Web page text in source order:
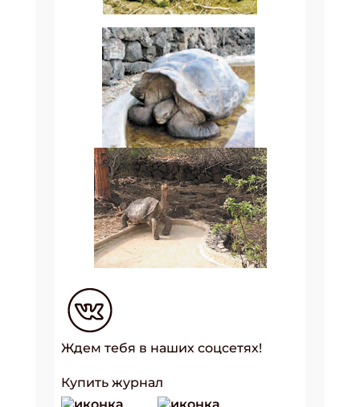
Ждем тебя в наших соцсетях!
Купить журнал